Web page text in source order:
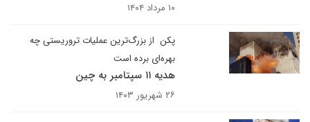
۱۰ مرداد ۱۴۰۴
پکن ‌ از بزرگ‌ترین عملیات تروریستی چه
بهره‌ای برده است
هدیه ۱۱ سپتامبر به چین
۲۶ شهریور ۱۴۰۳